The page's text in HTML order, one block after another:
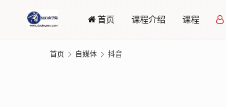
首页 课程介绍 课程
首页 自媒体 抖音